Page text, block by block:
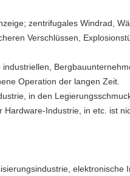
zentrifugales Windrad,
Verschlüssen,
Operation der langen Zeit.
in den
Industrie, in etc. ist
elektronische